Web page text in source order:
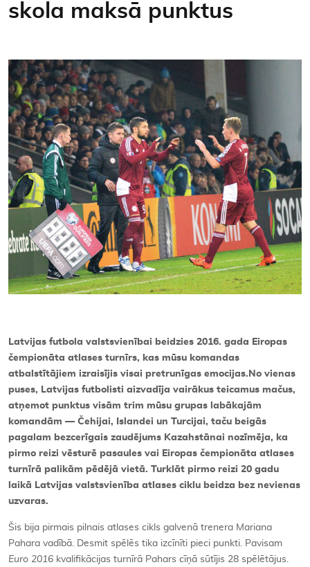
skola maksā punktus
Latvijas futbola valstsvienībai beidzies 2016. gada Eiropas
čempionāta atlases turnīrs, kas mūsu komandas
atbalstītājiem izraisījis visai pretrunīgas emocijas. No vienas
puses, Latvijas futbolisti aizvadīja vairākus teicamus mačus,
atņemot punktus visām trim mūsu grupas labākajām
komandām — Čehijai, Islandei un Turcijai, taču beigās
pagalam bezcerīgais zaudējums Kazahstānai nozīmēja, ka
pirmo reizi vēsturē pasaules vai Eiropas čempionāta atlases
turnīrā palikām pēdējā vietā. Turklāt pirmo reizi 20 gadu
laikā Latvijas valstsvienība atlases ciklu beidza bez nevienas
uzvaras.
Šis bija pirmais pilnais atlases cikls galvenā trenera Mariana
Pahara vadībā. Desmit spēlēs tika izcīnīti pieci punkti. Pavisam
Euro 2016 kvalifikācijas turnīrā Pahars cīņā sūtījis 28 spēlētājus.